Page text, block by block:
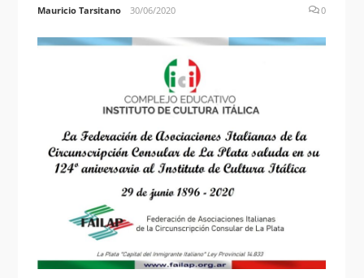
Mauricio Tarsitano 30/06/2020 0